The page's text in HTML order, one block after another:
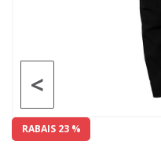
<
RABAIS 23 %